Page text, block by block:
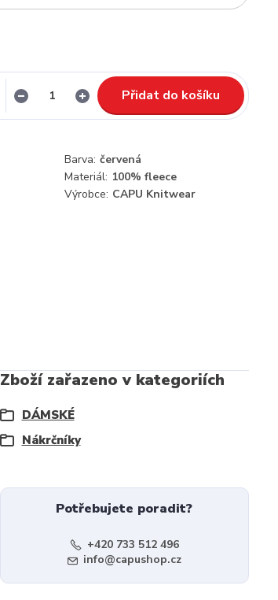
Přidat do košíku
Barva: červená
Materiál: 100% fleece
Výrobce: CAPU Knitwear
Zboží zařazeno v kategoriích
DÁMSKÉ
Nákrčníky
Potřebujete poradit?
+420 733 512 496
info@capushop.cz